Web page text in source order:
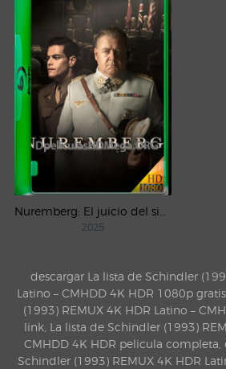
Nuremberg: El juicio del siglo (2025) WEB-DL 1080p Castellano
2025
descargar La lista de Schindler
Latino – CMHDD 4K HDR 1080p
(1993) REMUX 4K HDR Latino –
link, La lista de Schindler (1993)
CMHDD 4K HDR pelicula completa,
Schindler (1993) REMUX 4K HDR